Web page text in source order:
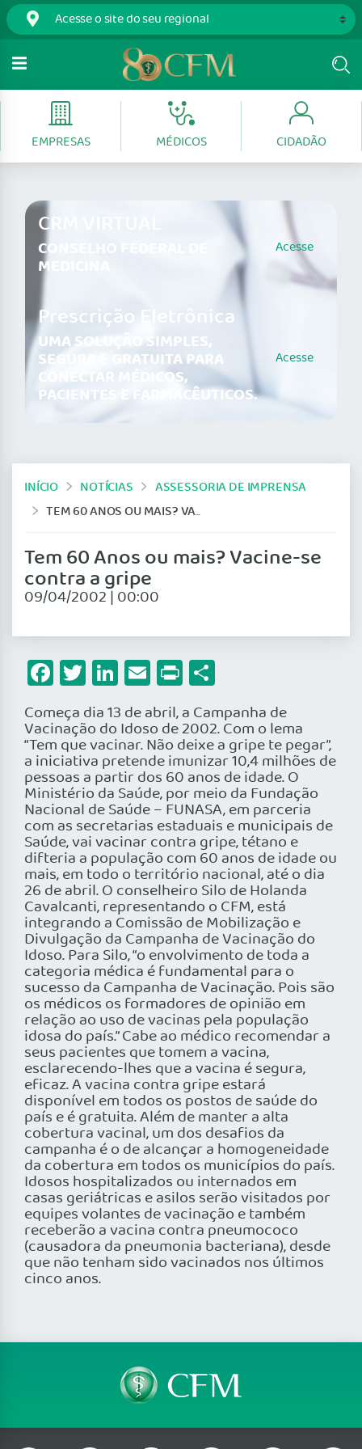
EMPRESAS MÉDICOS CIDADÃO
CRM VIRTUAL
CONSELHO FEDERAL DE
MEDICINA
Acesse
Prescrição Eletrônica
UMA SOLUÇÃO SIMPLES,
SEGURA E GRATUITA PARA
CONECTAR MÉDICOS,
PACIENTES E FARMACÊUTICOS.
Acesse
INÍCIO NOTÍCIAS
ASSESSORIA DE IMPRENSA
TEM 60 ANOS OU MAIS? VACINE-SE CONTRA A GRIPE
Tem 60 Anos ou mais? Vacine-se
contra a gripe
09/04/2002 | 00:00
Facebook
Twitter
LinkedIn
Email
Print
Começa dia 13 de abril, a Campanha de
Vacinação do Idoso de 2002. Com o lema
“Tem que vacinar. Não deixe a gripe te pegar”,
a iniciativa pretende imunizar 10,4 milhões de
pessoas a partir dos 60 anos de idade. O
Ministério da Saúde, por meio da Fundação
Nacional de Saúde – FUNASA, em parceria
com as secretarias estaduais e municipais de
Saúde, vai vacinar contra gripe, tétano e
difteria a população com 60 anos de idade ou
mais, em todo o território nacional, até o dia
26 de abril. O conselheiro Silo de Holanda
Cavalcanti, representando o CFM, está
integrando a Comissão de Mobilização e
Divulgação da Campanha de Vacinação do
Idoso. Para Silo, “o envolvimento de toda a
categoria médica é fundamental para o
sucesso da Campanha de Vacinação. Pois são
os médicos os formadores de opinião em
relação ao uso de vacinas pela população
idosa do país.” Cabe ao médico recomendar a
seus pacientes que tomem a vacina,
esclarecendo-lhes que a vacina é segura,
eficaz. A vacina contra gripe estará
disponível em todos os postos de saúde do
país e é gratuita. Além de manter a alta
cobertura vacinal, um dos desafios da
campanha é o de alcançar a homogeneidade
da cobertura em todos os municípios do país.
Idosos hospitalizados ou internados em
casas geriátricas e asilos serão visitados por
equipes volantes de vacinação e também
receberão a vacina contra pneumococo
(causadora da pneumonia bacteriana), desde
que não tenham sido vacinados nos últimos
cinco anos.